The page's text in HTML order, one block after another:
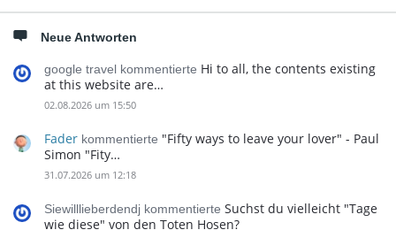
Neue Antworten
google travel kommentierte Hi to all, the contents existing
at this website are…
02.08.2026 um 15:50
Fader kommentierte "Fifty ways to leave your lover" - Paul
Simon "Fity…
31.07.2026 um 12:18
Siewilllieberdendj kommentierte Suchst du vielleicht "Tage
wie diese" von den Toten Hosen?